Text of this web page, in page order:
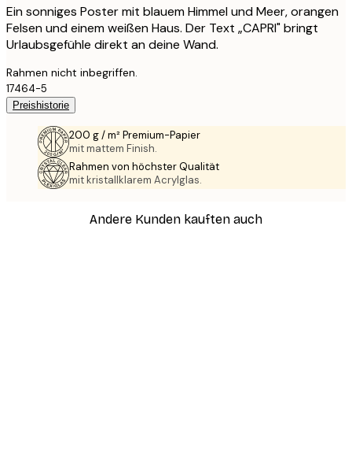
Ein sonniges Poster mit blauem Himmel und Meer, orangen
Felsen und einem weißen Haus. Der Text „CAPRI" bringt
Urlaubsgefühle direkt an deine Wand.
Rahmen nicht inbegriffen.
17464-5
Preishistorie
200 g / m² Premium-Papier
mit mattem Finish.
Rahmen von höchster Qualität
mit kristallklarem Acrylglas.
Andere Kunden kauften auch